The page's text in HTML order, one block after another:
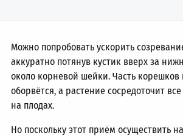
Можно попробовать ускорить
аккуратно потянув кустик вверх за
около корневой шейки. Часть корешков
оборвётся, а растение сосредоточит
на плодах.
Но поскольку этот приём осуществить